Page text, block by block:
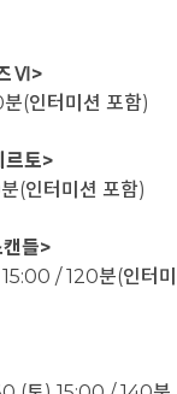
Ⅵ>
(인터미션 포함)
토>
(인터미션 포함)
들>
/ 120분(인터미